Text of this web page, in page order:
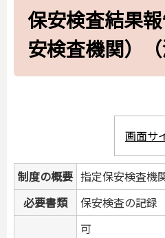
保安検査結果
安検査機関）（
画面サ
制度の概要 指定保安検査機
必要書類
保安検査の記録
可